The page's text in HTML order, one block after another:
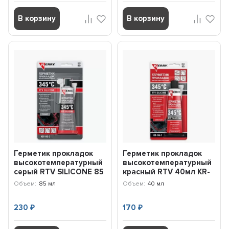
В корзину В корзину
Герметик прокладок
высокотемпературный
серый RTV SILICONE 85
мл KR1453 Kerry
Объем: 85 мл
230₽
Герметик прокладок
высокотемпературный
красный RTV 40мл KR-
146-1 Kerry
Объем: 40 мл
170 ₽